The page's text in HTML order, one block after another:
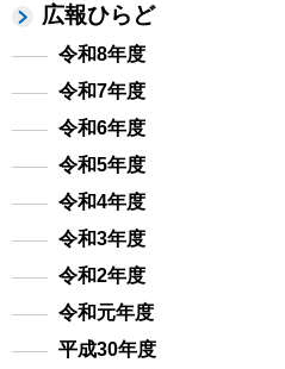
広報ひらど
令和8年度
令和7年度
令和6年度
令和5年度
令和4年度
令和3年度
令和2年度
令和元年度
平成30年度